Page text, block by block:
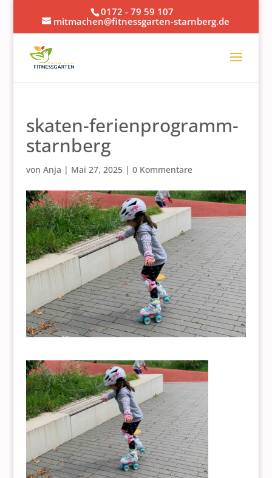
0172 - 79 59 107
mitmachen@fitnessgarten-starnberg.de
skaten-ferienprogramm-
starnberg
von Anja | Mai 27, 2025| 0 Kommentare